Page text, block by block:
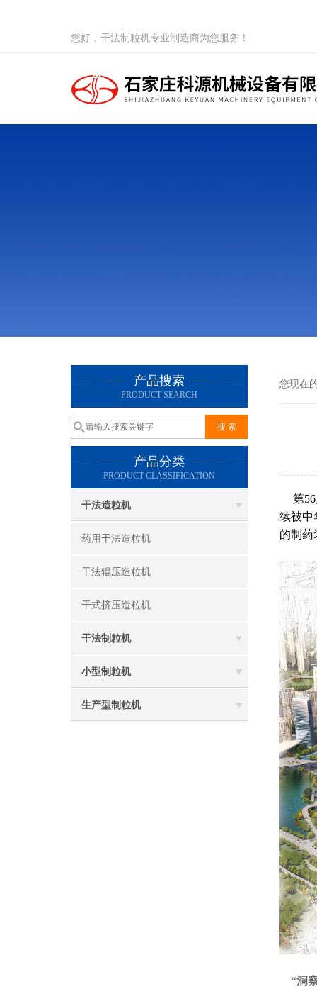
您好，干法制粒机专业制造商为您服务！
产品搜索
PRODUCT SEARCH
产品分类
PRODUCT CLASSIFICATION
干法造粒机
药用干法造粒机
干法辊压造粒机
干式挤压造粒机
干法制粒机
小型制粒机
生产型制粒机
您现在
第
续被中
的制药
“洞